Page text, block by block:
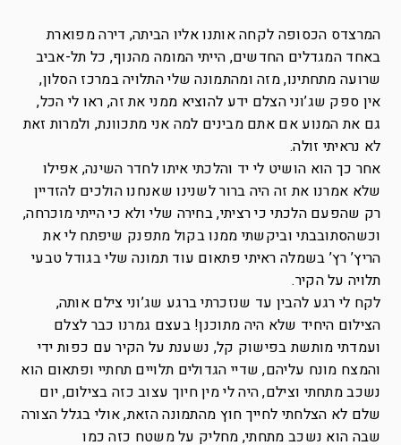
המרצדס הכסופה לקחה אותנו אליו הביתה, דירה מפוארת
באחד המגדלים החדשים, הייתי המומה מהנוף, כל תל-אביב
שרועה מתחתינו, מזה ומהתמונה שלי התלויה במרכז הסלון,
אין ספק שג’וני הצלם ידע להוציא ממני את זה, ראו לי הכל,
גם את המנוע אם אתם מבינים למה אני מתכוונת, ולמרות זאת
לא נראיתי זולה.
אחר כך הוא הושיט לי יד והלכתי איתו לחדר השינה, אפילו
שלא אמרנו את זה היה ברור לשנינו שאנחנו הולכים להזדיין
רק שהפעם הלכתי כי רציתי, בחירה שלי ולא כי הייתי מוכרחה,
וכשהסתובבתי וביקשתי ממנו בקול מתפנק שיפתח לי את
הריץ’ רץ’ בשמלה ראיתי פתאום עוד תמונה שלי בגודל טבעי
תלויה על הקיר.
לקח לי רגע להבין עד שנזכרתי ברגע שג’וני צילם אותה,
הצילום היחיד שלא היה מתוכנן! בעצם גמרנו כבר לצלם
ועמדתי מותשת בפישוק קל, נשענת על הקיר עם כפות ידי
והמצח מונח עליהם, שדיי הגדולים תלויים תחתיי ופתאום הוא
נשכב מתחתי וצילם, היה לי מין חיוך עצוב כזה בצילום, יום
שלם לא הצלחתי לחייך חוץ מהתמונה הזאת, אולי בגלל הצורה
שבה הוא נשכב מתחתי, מחליק על משטח כזה כמו